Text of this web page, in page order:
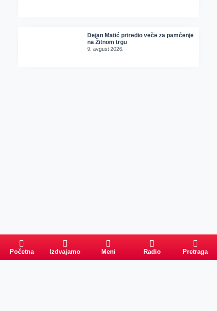
Dejan Matić priredio veče za pamćenje
na Žitnom trgu
9. avgust 2026.
Početna Izdvajamo Meni Radio Pretraga